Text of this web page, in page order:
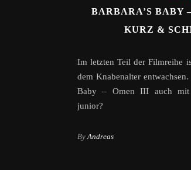
BARBARA’S BABY
KURZ &
Im letzten Teil der Filmreihe
dem Knabenalter
Baby – Omen III auch mit
junior?
By Andreas